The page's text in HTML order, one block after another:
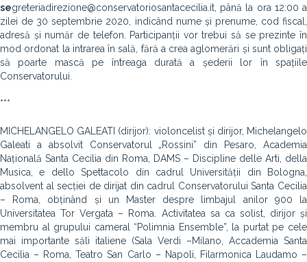
segreteriadirezione@conservatoriosantacecilia.it, până la ora 12:00 a
zilei de 30 septembrie 2020, indicând nume și prenume, cod fiscal,
adresă și număr de telefon. Participanții vor trebui să se prezinte în
mod ordonat la intrarea în sală, fără a crea aglomerări și sunt obligați
să poarte mască pe întreaga durată a șederii lor în spațiile
Conservatorului.
***
MICHELANGELO GALEATI (dirijor): violoncelist și dirijor, Michelangelo
Galeati a absolvit Conservatorul „Rossini” din Pesaro, Academia
Națională Santa Cecilia din Roma, DAMS – Discipline delle Arti, della
Musica, e dello Spettacolo din cadrul Universității din Bologna,
absolvent al secției de dirijat din cadrul Conservatorului Santa Cecilia
– Roma, obținând și un Master despre limbajul anilor 900 la
Universitatea Tor Vergata – Roma. Activitatea sa ca solist, dirijor și
membru al grupului cameral “Polimnia Ensemble”, la purtat pe cele
mai importante săli italiene (Sala Verdi –Milano, Accademia Santa
Cecilia – Roma, Teatro San Carlo – Napoli, Filarmonica Laudamo –